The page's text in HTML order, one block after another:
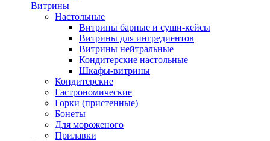
Витрины
Настольные
Витрины барные и суши-кейсы
Витрины для ингредиентов
Витрины нейтральные
Кондитерские настольные
Шкафы-витрины
Кондитерские
Гастрономические
Горки (пристенные)
Бонеты
Для мороженого
Прилавки